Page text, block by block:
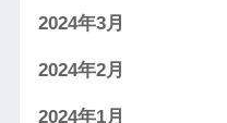
2024年3月
2024年2月
2024年1月